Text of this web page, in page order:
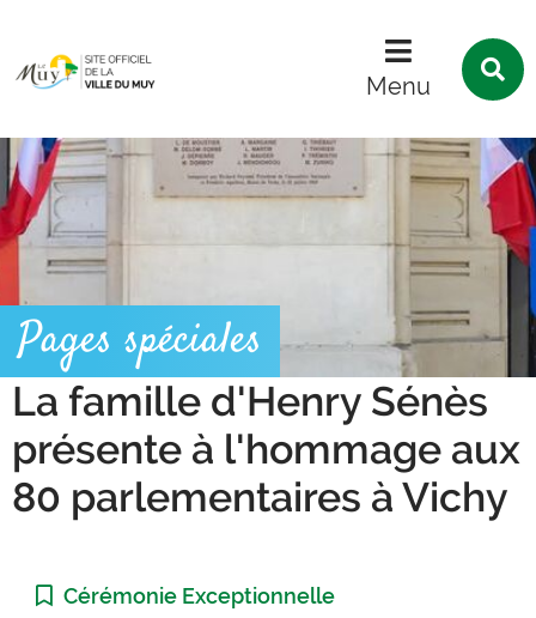
Menu
Pages spéciales
La famille d'Henry Sénès
présente à l'hommage aux
80 parlementaires à Vichy
Catégorie :
Cérémonie Exceptionnelle